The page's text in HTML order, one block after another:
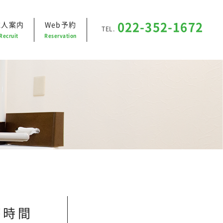
人案内
Recruit
Web予約
Reservation
TEL. 022-352-1672
間